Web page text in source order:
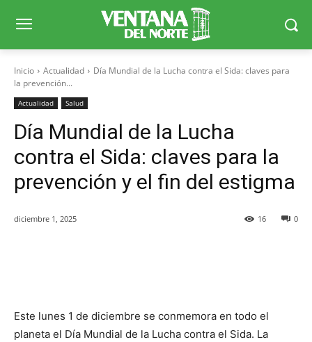
Inicio Actualidad
Día Mundial de la Lucha contra el Sida: claves para
la prevención...
Actualidad Salud
Día Mundial de la Lucha
contra el Sida: claves para la
prevención y el fin del estigma
diciembre 1, 2025 0
16
Este lunes 1 de diciembre se conmemora en todo el
planeta el Día Mundial de la Lucha contra el Sida. La